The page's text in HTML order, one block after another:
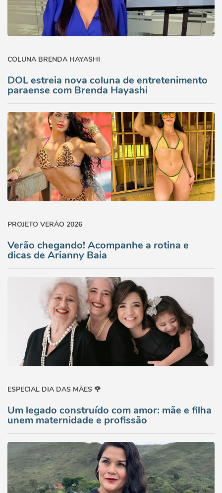
COLUNA BRENDA HAYASHI
DOL estreia nova coluna de entretenimento
paraense com Brenda Hayashi
PROJETO VERÃO 2026
Verão chegando! Acompanhe a rotina e
dicas de Arianny Baia
ESPECIAL DIA DAS MÃES 🌹
Um legado construído com amor: mãe e filha
unem maternidade e profissão